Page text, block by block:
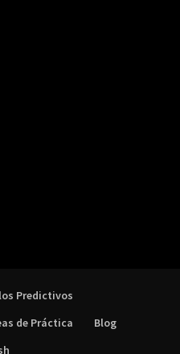
Predictivos
de Práctica
Blog